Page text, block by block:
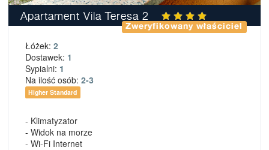
Apartament Vila Teresa 2
Zweryfikowany właściciel
Łóżek: 2
Dostawek: 1
Sypialni: 1
Na ilość osób: 2-3
Higher Standard
- Klimatyzator
- Widok na morze
- Wi-Fi Internet